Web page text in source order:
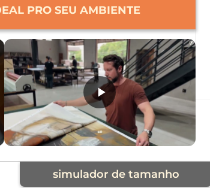
PRO SEU AMBIENTE
simulador de tamanho